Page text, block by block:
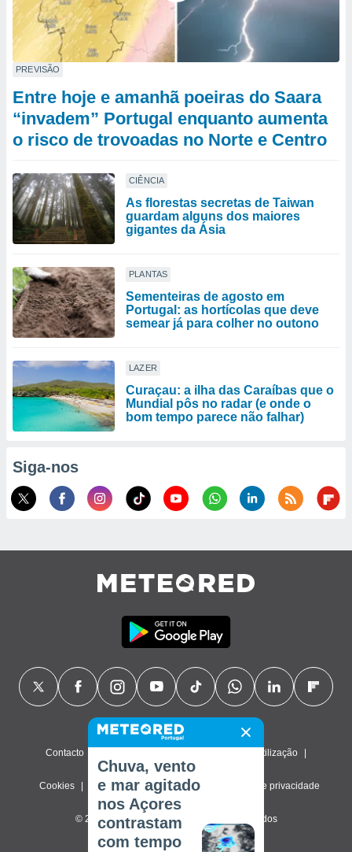
PREVISÃO
Entre hoje e amanhã poeiras do Saara
“invadem” Portugal enquanto aumenta
o risco de trovoadas no Norte e Centro
CIÊNCIA
As florestas secretas de Taiwan
guardam alguns dos maiores
gigantes da Ásia
PLANTAS
Sementeiras de agosto em
Portugal: as hortícolas que deve
semear já para colher no outono
LAZER
Curaçau: a ilha das Caraíbas que o
Mundial pôs no radar (e onde o
bom tempo parece não falhar)
Siga-nos
Contacto Termos de utilização
Cookies Política de privacidade Definições de privacidade
© 2026 Meteored. Todos os direitos reservados
Chuva, vento
e mar agitado
nos Açores
contrastam
com tempo